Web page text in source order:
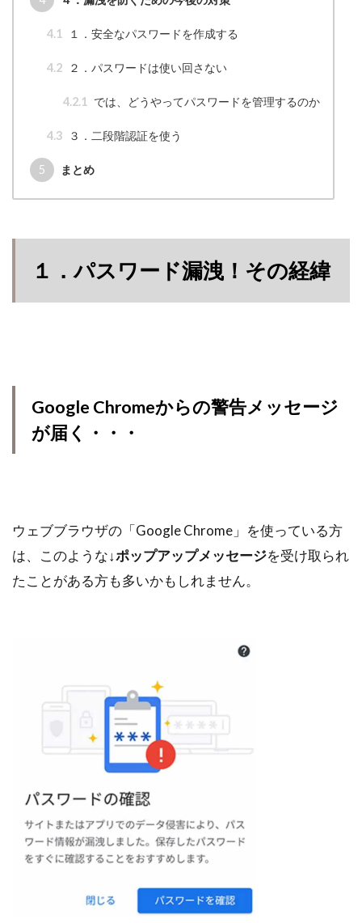
4.1 １．安全なパスワードを作成する
4.2 ２．パスワードは使い回さない
4.2.1 では、どうやってパスワードを管理するのか
4.3 ３．二段階認証を使う
5 まとめ
１．パスワード漏洩！その経緯
Google Chromeからの警告メッセージ
が届く・・・
ウェブブラウザの「Google Chrome」を使っている方
は、このような↓ポップアップメッセージを受け取られ
たことがある方も多いかもしれません。